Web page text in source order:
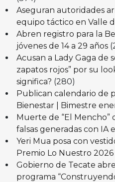
Aseguran autoridades
equipo táctico en Valle
Abren registro para la
jóvenes de 14 a 29 años
Acusan a Lady Gaga de
zapatos rojos” por su
significa? (280)
Publican calendario de
Bienestar | Bimestre
Muerte de “El Mencho”
falsas generadas con IA
Yeri Mua posa con
Premio Lo Nuestro 2026
Gobierno de Tecate
programa